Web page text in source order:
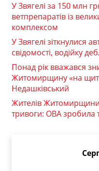
У Звягелі за 150 млн
ветпрепаратів із
комплексом
У Звягелі зіткнулися
свідомості, водійку
Понад рік вважався
Житомирщину «на
Недашківський
Жителів Житомирщини
тривоги: ОВА зробила